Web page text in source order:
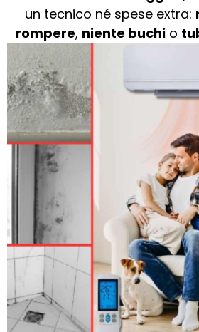
un tecnico né spese extra:
rompere, niente buchi o